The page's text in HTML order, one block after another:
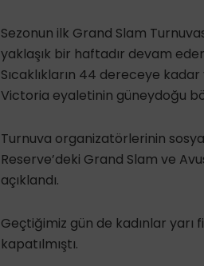
Sezonun ilk Grand Slam
yaklaşık bir haftadır devam
Sıcaklıkların 44 dereceye
Victoria eyaletinin güneydoğu
Turnuva organizatörlerinin
Reserve’deki Grand Slam ve
açıklandı.
Geçtiğimiz gün de kadınlar yarı
kapatılmıştı.